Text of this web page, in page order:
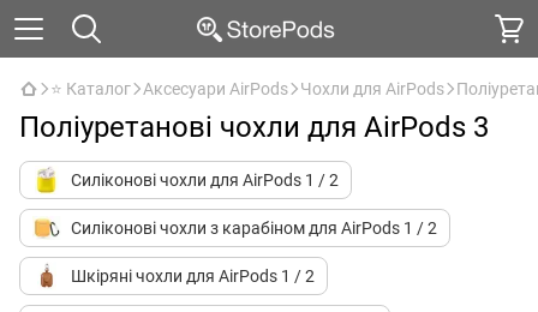
⭐ Каталог Аксесуари AirPods Чохли для AirPods
Поліуретанові чохли для AirPods 3
Силіконові чохли для AirPods 1 / 2
Силіконові чохли з карабіном для AirPods 1 / 2
Шкіряні чохли для AirPods 1 / 2